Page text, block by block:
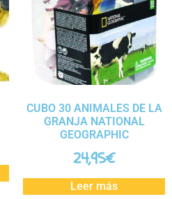
CUBO 30 ANIMALES DE LA
GRANJA NATIONAL
GEOGRAPHIC
24,95€
Leer más